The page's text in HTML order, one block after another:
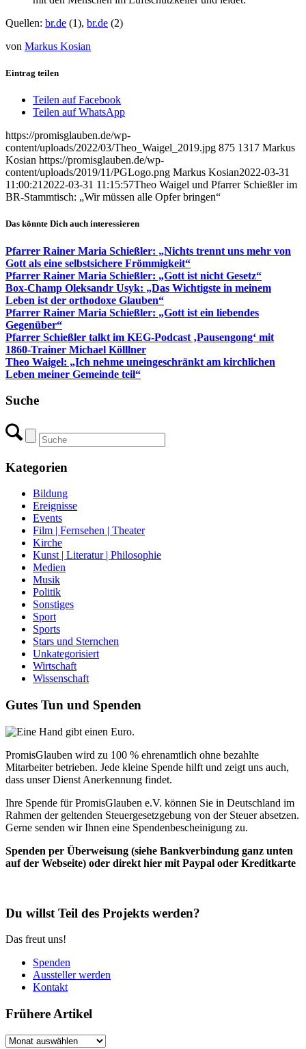
Quellen: br.de (1), br.de (2)
von Markus Kosian
Eintrag teilen
Teilen auf Facebook
Teilen auf WhatsApp
https://promisglauben.de/wp-
content/uploads/2022/03/Theo_Waigel_2019.jpg 875 1317 Markus
Kosian https://promisglauben.de/wp-
content/uploads/2019/11/PGLogo.png Markus Kosian2022-03-31
11:00:21 2022-03-31 11:15:57Theo Waigel und Pfarrer Schießler im
BR-Stammtisch: „Wir müssen alle Opfer bringen“
Das könnte Dich auch interessieren
Pfarrer Rainer Maria Schießler: „Nichts trennt uns mehr von
Gott als eine selbstsichere Frömmigkeit“
Pfarrer Rainer Maria Schießler: „Gott ist nicht Gesetz“
Box-Champ Oleksandr Usyk: „Das Wichtigste in meinem
Leben ist der orthodoxe Glauben“
Pfarrer Rainer Maria Schießler: „Gott ist ein liebendes
Gegenüber“
Pfarrer Schießler talkt im KEG-Podcast ‚Pausengong‘ mit
1860-Trainer Michael Kölllner
Theo Waigel: „Ich nehme uneingeschränkt am kirchlichen
Leben meiner Gemeinde teil“
Suche
Kategorien
Bildung
Ereignisse
Events
Film | Fernsehen | Theater
Kirche
Kunst | Literatur | Philosophie
Medien
Musik
Politik
Sonstiges
Sport
Sports
Stars und Sternchen
Unkategorisiert
Wirtschaft
Wissenschaft
Gutes Tun und Spenden
PromisGlauben wird zu 100 % ehrenamtlich ohne bezahlte
Mitarbeiter betrieben. Jede kleine Spende hilft und zeigt uns auch,
dass unser Dienst Anerkennung findet.
Ihre Spende für PromisGlauben e.V. können Sie in Deutschland im
Rahmen der geltenden Steuergesetzgebung von der Steuer absetzen.
Gerne senden wir Ihnen eine Spendenbescheinigung zu.
Spenden per Überweisung (siehe Bankverbindung ganz unten
auf der Webseite) oder direkt hier mit Paypal oder Kreditkarte
Du willst Teil des Projekts werden?
Das freut uns!
Spenden
Aussteller werden
Kontakt
Frühere Artikel
Frühere